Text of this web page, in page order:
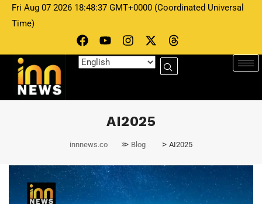
Fri Aug 07 2026 18:48:37 GMT+0000 (Coordinated Universal
Time)
AI2025
innnews.co > Blog > AI2025